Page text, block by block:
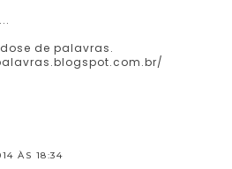
de palavras.
ÀS 18:34